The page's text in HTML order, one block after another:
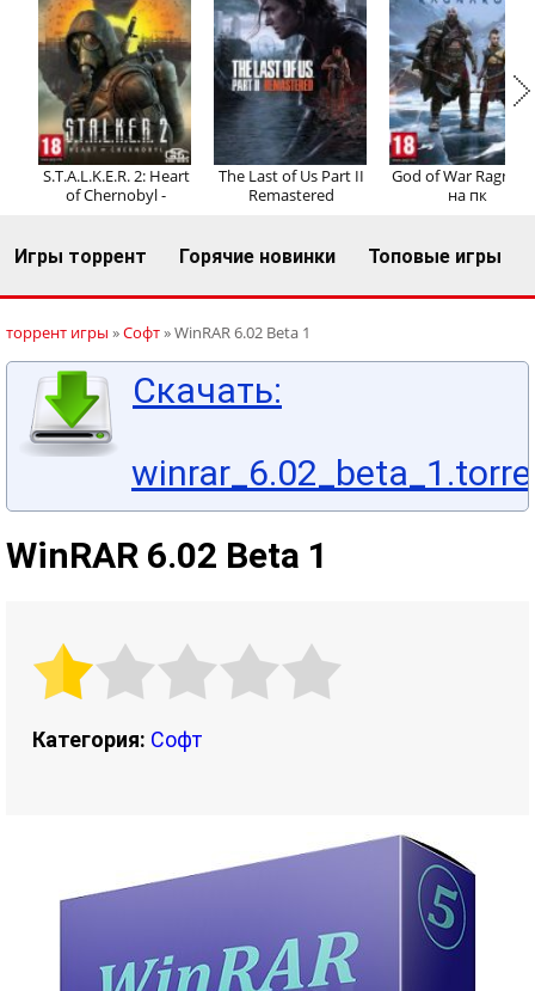
Регистрация Вход
S.T.A.L.K.E.R. 2: Heart
of Chernobyl -
The Last of Us Part II
Remastered
God of War
на пк
Игры торрент Горячие новинки Топовые игры
торрент игры »Софт» WinRAR 6.02 Beta 1
Скачать:
WinRAR 6.02 Beta 1
Категория: Софт